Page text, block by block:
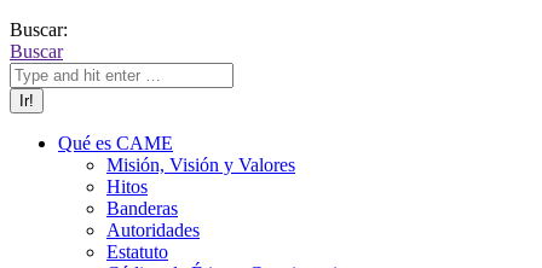
Buscar:
Buscar
Qué es CAME
Misión, Visión y Valores
Hitos
Banderas
Autoridades
Estatuto